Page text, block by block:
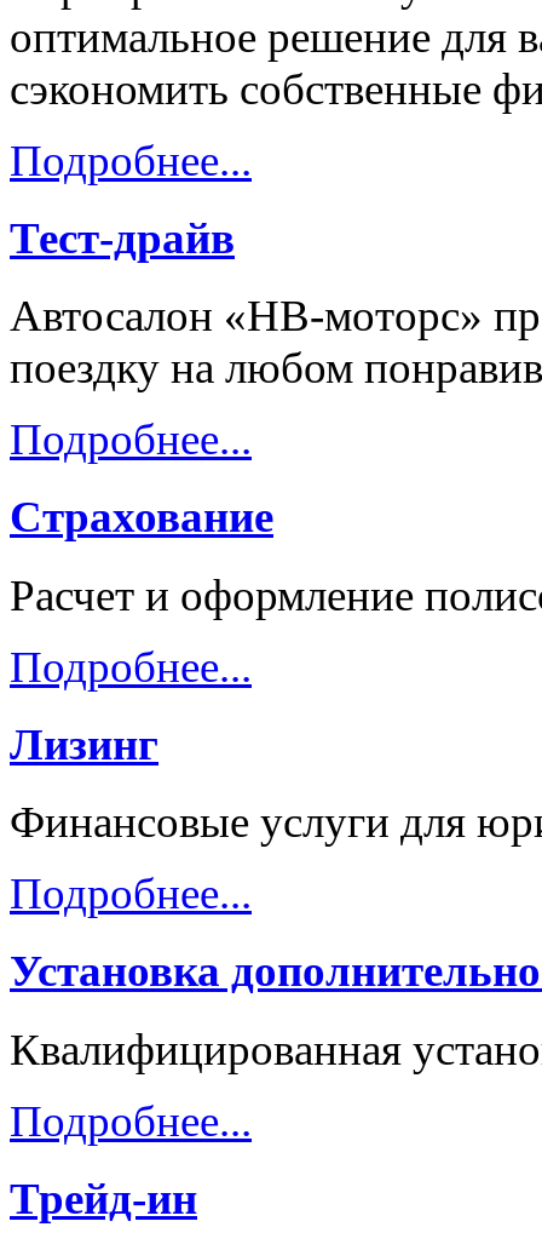
оптимальное решение для
сэкономить собственные
Подробнее...
Тест-драйв
Автосалон «НВ-моторс»
поездку на любом
Подробнее...
Страхование
Расчет и оформление
Подробнее...
Лизинг
Финансовые услуги для
Подробнее...
Установка
Квалифицированная
Подробнее...
Трейд-ин